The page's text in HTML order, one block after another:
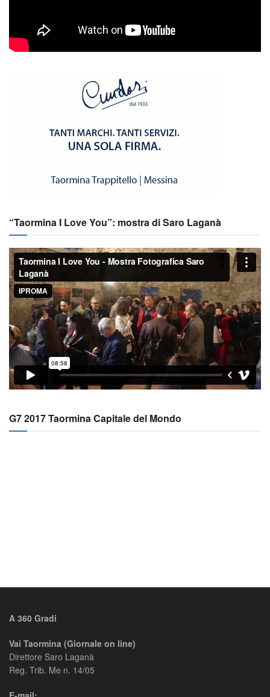
“Taormina I Love You”: mostra di Saro Laganà
G7 2017 Taormina Capitale del Mondo
A 360 Gradi
Vai Taormina (Giornale on line)
Direttore Saro Laganà
Reg. Trib. Me n. 14/05